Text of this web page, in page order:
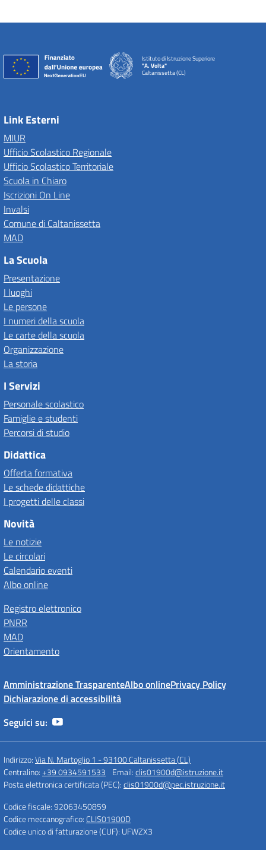
Istituto di Istruzione Superiore
"A. Volta"
Caltanissetta (CL)
Link Esterni
MIUR
Ufficio Scolastico Regionale
Ufficio Scolastico Territoriale
Scuola in Chiaro
Iscrizioni On Line
Invalsi
Comune di Caltanissetta
MAD
La Scuola
Presentazione
I luoghi
Le persone
I numeri della scuola
Le carte della scuola
Organizzazione
La storia
I Servizi
Personale scolastico
Famiglie e studenti
Percorsi di studio
Didattica
Offerta formativa
Le schede didattiche
I progetti delle classi
Novità
Le notizie
Le circolari
Calendario eventi
Albo online
Registro elettronico
PNRR
MAD
Orientamento
Amministrazione TrasparenteAlbo onlinePrivacy Policy
Dichiarazione di accessibilità
Seguici su:
Indirizzo:Via N. Martoglio 1 - 93100 Caltanissetta (CL)
Centralino:+39 0934591533 Email:clis01900d@istruzione.it
Posta elettronica certificata (PEC):clis01900d@pec.istruzione.it
Codice fiscale: 92063450859
Codice meccanografico: CLIS01900D
Codice unico di fatturazione (CUF): UFWZX3